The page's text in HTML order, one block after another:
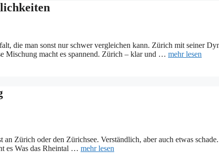
die man sonst nur schwer vergleichen kann. Zürich mit seiner
Mischung macht es spannend. Zürich – klar und … mehr lesen
Zürich oder den Zürichsee. Verständlich, aber auch etwas
es Was das Rheintal … mehr lesen